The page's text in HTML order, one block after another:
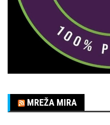
MREŽA MIRA